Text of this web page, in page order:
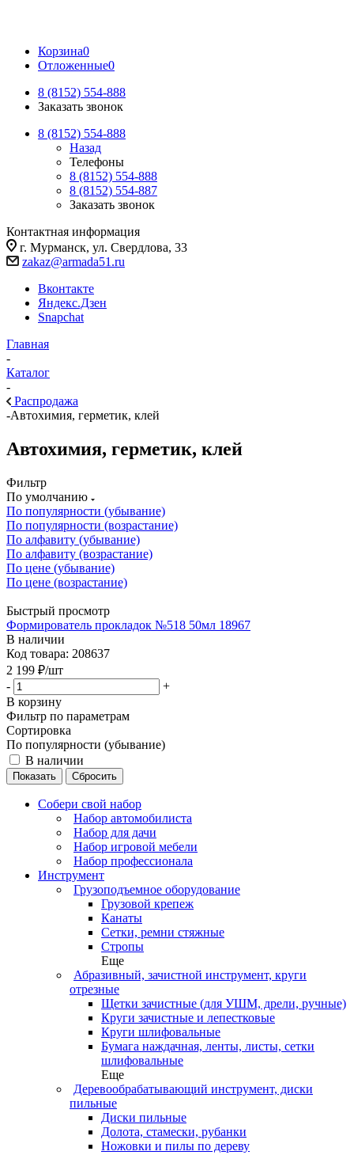
Корзина0
Отложенные0
8 (8152) 554-888
Заказать звонок
8 (8152) 554-888
Назад
Телефоны
8 (8152) 554-888
8 (8152) 554-887
Заказать звонок
Контактная информация
г. Мурманск, ул. Свердлова, 33
zakaz@armada51.ru
Вконтакте
Яндекс.Дзен
Snapchat
Главная
-
Каталог
-
Распродажа
-Автохимия, герметик, клей
Автохимия, герметик, клей
Фильтр
По умолчанию
По популярности (убывание)
По популярности (возрастание)
По алфавиту (убывание)
По алфавиту (возрастание)
По цене (убывание)
По цене (возрастание)
Быстрый просмотр
Формирователь прокладок №518 50мл 18967
В наличии
Код товара: 208637
2 199 ₽/шт
-
+
В корзину
Фильтр по параметрам
Сортировка
По популярности (убывание)
В наличии
Сбросить
Собери свой набор
Набор автомобилиста
Набор для дачи
Набор игровой мебели
Набор профессионала
Инструмент
Грузоподъемное оборудование
Грузовой крепеж
Канаты
Сетки, ремни стяжные
Стропы
Еще
Абразивный, зачистной инструмент, круги
отрезные
Щетки зачистные (для УШМ, дрели, ручные)
Круги зачистные и лепестковые
Круги шлифовальные
Бумага наждачная, ленты, листы, сетки
шлифовальные
Еще
Деревообрабатывающий инструмент, диски
пильные
Диски пильные
Долота, стамески, рубанки
Ножовки и пилы по дереву